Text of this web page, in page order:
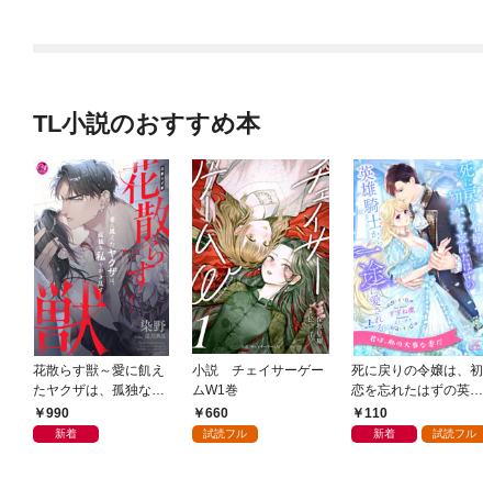
TL小説のおすすめ本
花散らす獣～愛に飢え
たヤクザは、孤独な私
をかき乱す～
990
新着
小説 チェイサーゲー
ムW1巻
660
試読フル
死に戻りの令嬢は、初
恋を忘れたはずの英雄
騎士から一途に愛され
る【１】
110
新着 試読フル